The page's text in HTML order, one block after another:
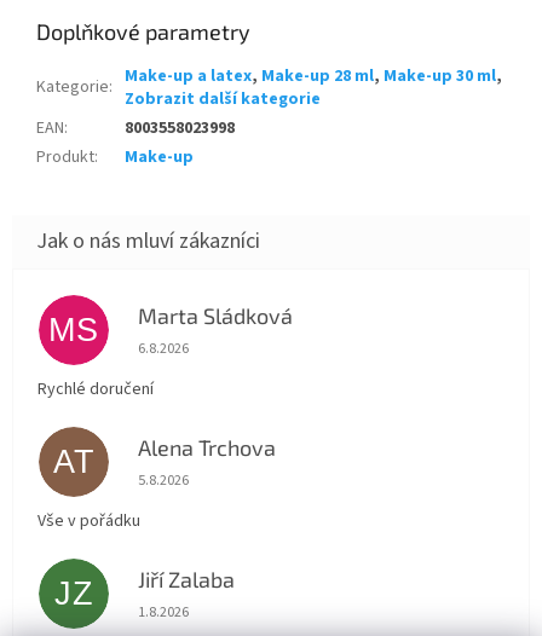
Doplňkové parametry
Kategorie: Make-up a latex, Make-up 28 ml, Make-up 30 ml,
Zobrazit další kategorie
EAN:
8003558023998
Produkt: Make-up
MS Marta Sládková
Hodnocení obchodu je 5 z 5 hvězdiček.
6.8.2026
Rychlé doručení
AT Alena Trchova
Hodnocení obchodu je 5 z 5 hvězdiček.
5.8.2026
Vše v pořádku
JZ Jiří Zalaba
Hodnocení obchodu je 5 z 5 hvězdiček.
1.8.2026